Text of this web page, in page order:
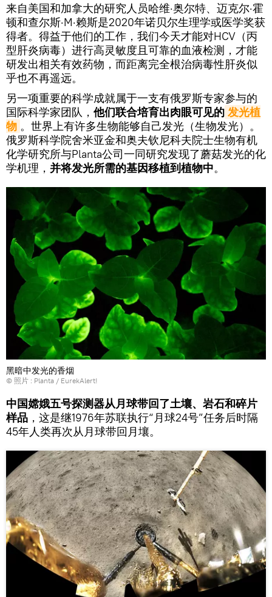
来自美国和加拿大的研究人员哈维·奥尔特、迈克尔·霍
顿和查尔斯·M·赖斯是2020年诺贝尔生理学或医学奖获
得者。得益于他们的工作，我们今天才能对HCV（丙
型肝炎病毒）进行高灵敏度且可靠的血液检测，才能
研发出相关有效药物，而距离完全根治病毒性肝炎似
乎也不再遥远。
另一项重要的科学成就属于一支有俄罗斯专家参与的
国际科学家团队， 他们联合培育出肉眼可见的 发光植
物 。世界上有许多生物能够自己发光（生物发光）。
俄罗斯科学院舍米亚金和奥夫钦尼科夫院士生物有机
化学研究所与Planta公司一同研究发现了蘑菇发光的化
学机理， 并将发光所需的基因移植到植物中。
黑暗中发光的香烟
© 照片 : Planta / EurekAlert!
中国嫦娥五号探测器从月球带回了土壤、岩石和碎片
样品 ，这是继1976年苏联执行“月球24号”任务后时隔
45年人类再次从月球带回月壤。